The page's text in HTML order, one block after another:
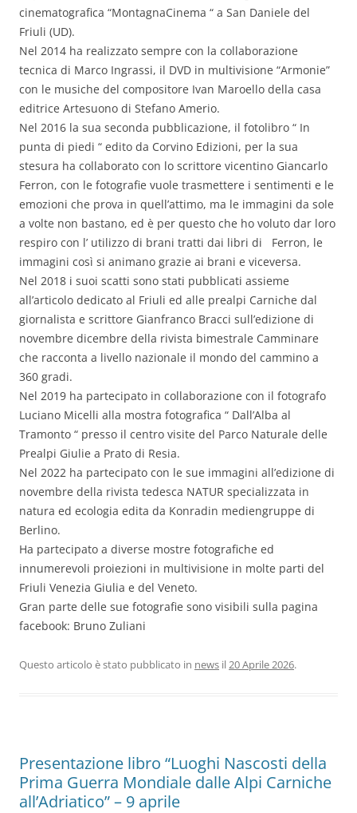
cinematografica “MontagnaCinema “ a San Daniele del
Friuli (UD).
Nel 2014 ha realizzato sempre con la collaborazione
tecnica di Marco Ingrassi, il DVD in multivisione “Armonie”
con le musiche del compositore Ivan Maroello della casa
editrice Artesuono di Stefano Amerio.
Nel 2016 la sua seconda pubblicazione, il fotolibro “ In
punta di piedi “ edito da Corvino Edizioni, per la sua
stesura ha collaborato con lo scrittore vicentino Giancarlo
Ferron, con le fotografie vuole trasmettere i sentimenti e le
emozioni che prova in quell’attimo, ma le immagini da sole
a volte non bastano, ed è per questo che ho voluto dar loro
respiro con l’ utilizzo di brani tratti dai libri di Ferron, le
immagini così si animano grazie ai brani e viceversa.
Nel 2018 i suoi scatti sono stati pubblicati assieme
all’articolo dedicato al Friuli ed alle prealpi Carniche dal
giornalista e scrittore Gianfranco Bracci sull’edizione di
novembre dicembre della rivista bimestrale Camminare
che racconta a livello nazionale il mondo del cammino a
360 gradi.
Nel 2019 ha partecipato in collaborazione con il fotografo
Luciano Micelli alla mostra fotografica “ Dall’Alba al
Tramonto “ presso il centro visite del Parco Naturale delle
Prealpi Giulie a Prato di Resia.
Nel 2022 ha partecipato con le sue immagini all’edizione di
novembre della rivista tedesca NATUR specializzata in
natura ed ecologia edita da Konradin mediengruppe di
Berlino.
Ha partecipato a diverse mostre fotografiche ed
innumerevoli proiezioni in multivisione in molte parti del
Friuli Venezia Giulia e del Veneto.
Gran parte delle sue fotografie sono visibili sulla pagina
facebook: Bruno Zuliani
Questo articolo è stato pubblicato in news il20 Aprile 2026.
Presentazione libro “Luoghi Nascosti della
Prima Guerra Mondiale dalle Alpi Carniche
all’Adriatico” – 9 aprile